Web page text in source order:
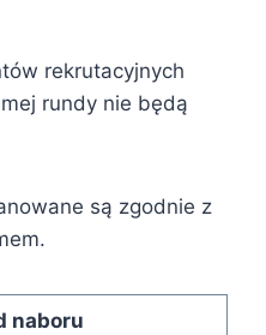
rekrutacyjnych
rundy nie będą
są zgodnie z
naboru